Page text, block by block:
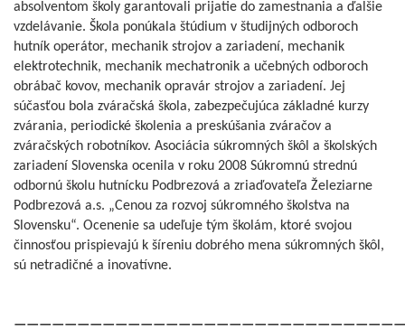
absolventom školy garantovali prijatie do zamestnania a ďalšie
vzdelávanie. Škola ponúkala štúdium v študijných odboroch
hutník operátor, mechanik strojov a zariadení, mechanik
elektrotechnik, mechanik mechatronik a učebných odboroch
obrábač kovov, mechanik opravár strojov a zariadení. Jej
súčasťou bola zváračská škola, zabezpečujúca základné kurzy
zvárania, periodické školenia a preskúšania zváračov a
zváračských robotníkov. Asociácia súkromných škôl a školských
zariadení Slovenska ocenila v roku 2008 Súkromnú strednú
odbornú školu hutnícku Podbrezová a zriaďovateľa Železiarne
Podbrezová a.s. „Cenou za rozvoj súkromného školstva na
Slovensku“. Ocenenie sa udeľuje tým školám, ktoré svojou
činnosťou prispievajú k šíreniu dobrého mena súkromných škôl,
sú netradičné a inovatívne.